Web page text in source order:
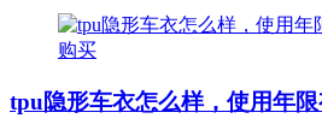
tpu隐形车衣怎么样，使用年